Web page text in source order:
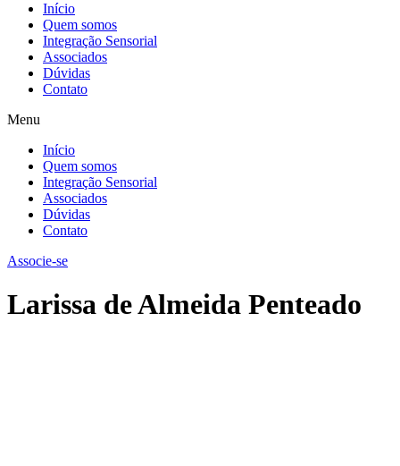
Início
Quem somos
Integração Sensorial
Associados
Dúvidas
Contato
Menu
Início
Quem somos
Integração Sensorial
Associados
Dúvidas
Contato
Associe-se
Larissa de Almeida Penteado